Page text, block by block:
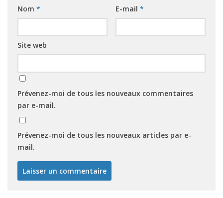
Nom * E-mail *
Site web
Prévenez-moi de tous les nouveaux commentaires
par e-mail.
Prévenez-moi de tous les nouveaux articles par e-
mail.